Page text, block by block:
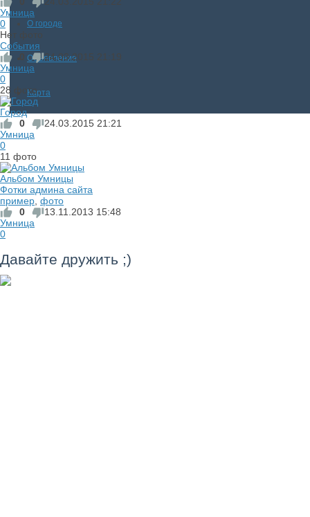
О городе
Объявления
Карта
Умница
0
Нет фото
События
0
24.03.2015 21:19
Умница
0
28 фото
Город
0
24.03.2015 21:21
Умница
0
11 фото
Альбом Умницы
Фотки админа сайта
пример фото
0
13.11.2013 15:48
Умница
0
Давайте дружить ;)